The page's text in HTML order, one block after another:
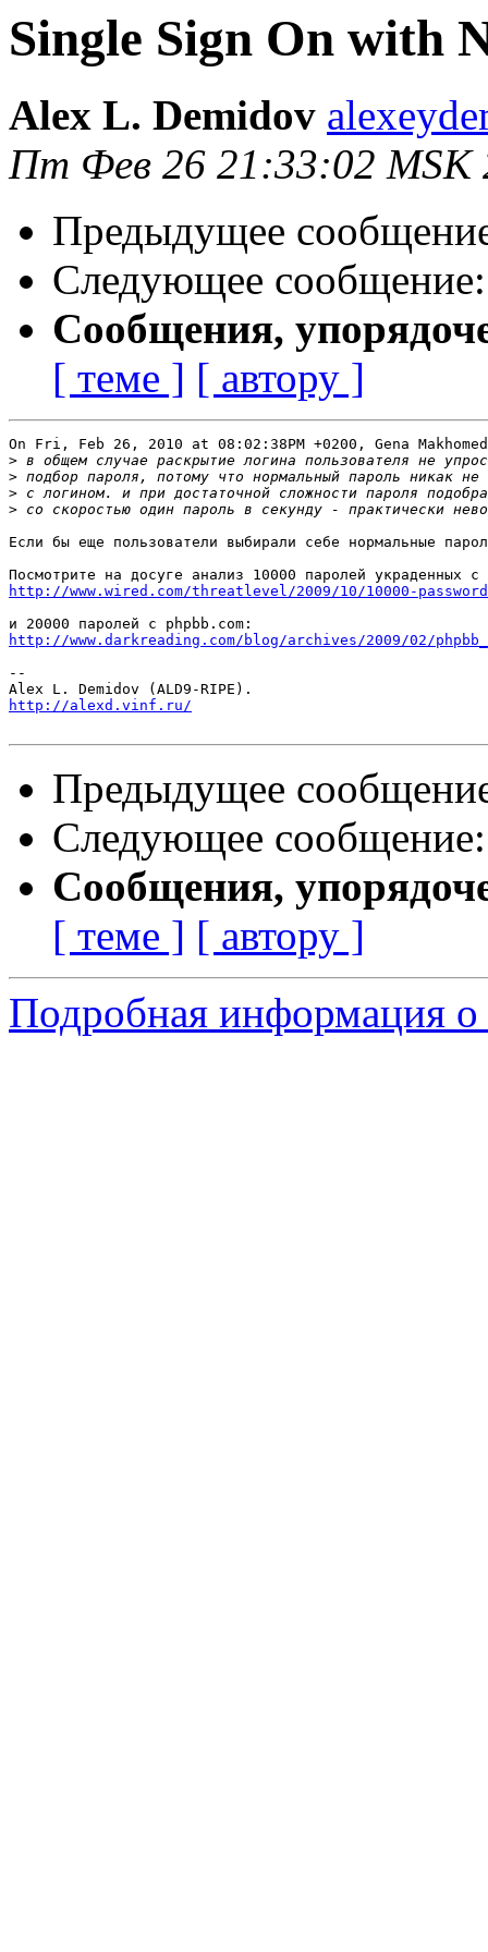
Single Sign On with
Alex L. Demidov
Пт Фев 26 21:33:02 MSK
Предыдущее
Следующее
Сообщения,
[ теме ] [ автору ]
On Fri, Feb 26, 2010 at 08:02:38PM +0200, Gena
>
>
>
>
Если бы еще пользователи выбирали себе нормальные
http://www.wired.com/threatlevel/2009/10/10000-
http://www.darkreading.com/blog/archives/2009/02/
--
http://alexd.vinf.ru/
Предыдущее
Следующее
Сообщения,
[ теме ] [ автору ]
Подробная информация